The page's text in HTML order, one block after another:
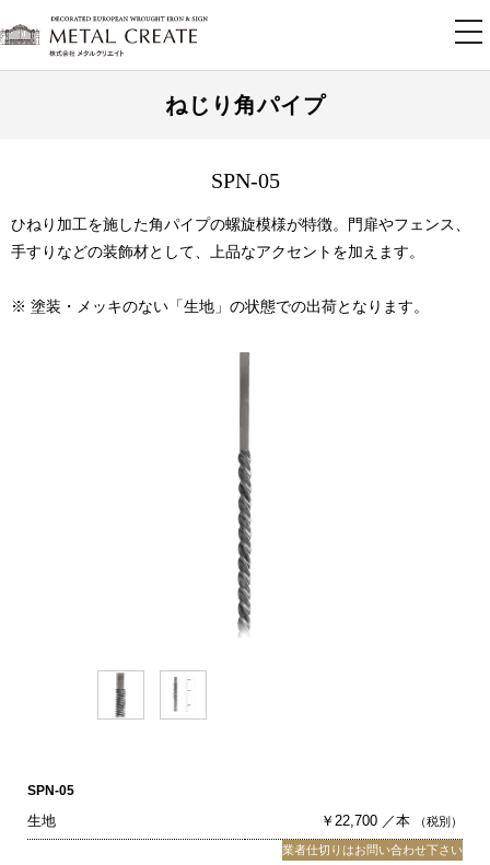
ねじり角パイプ
SPN-05
ひねり加工を施した角パイプの螺旋模様が特徴。門扉やフェンス、
手すりなどの装飾材として、上品なアクセントを加えます。
※ 塗装・メッキのない「生地」の状態での出荷となります。
SPN-05
生地 ￥22,700 ／本 （税別）
業者仕切りはお問い合わせ下さい